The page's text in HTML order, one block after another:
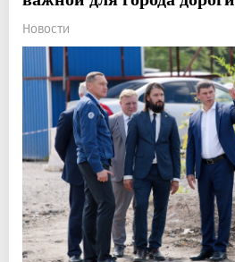
Новости